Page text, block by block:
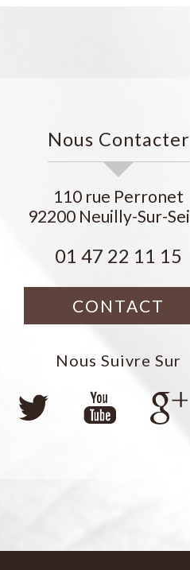
Nous Contacter
110 rue Perronet
92200 Neuilly-Sur-
01 47 22 11 15
CONTACT
Nous Suivre Sur